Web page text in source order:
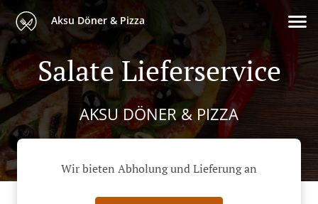
Aksu Döner & Pizza
Salate Lieferservice
AKSU DÖNER & PIZZA
Wir bieten Abholung und Lieferung an